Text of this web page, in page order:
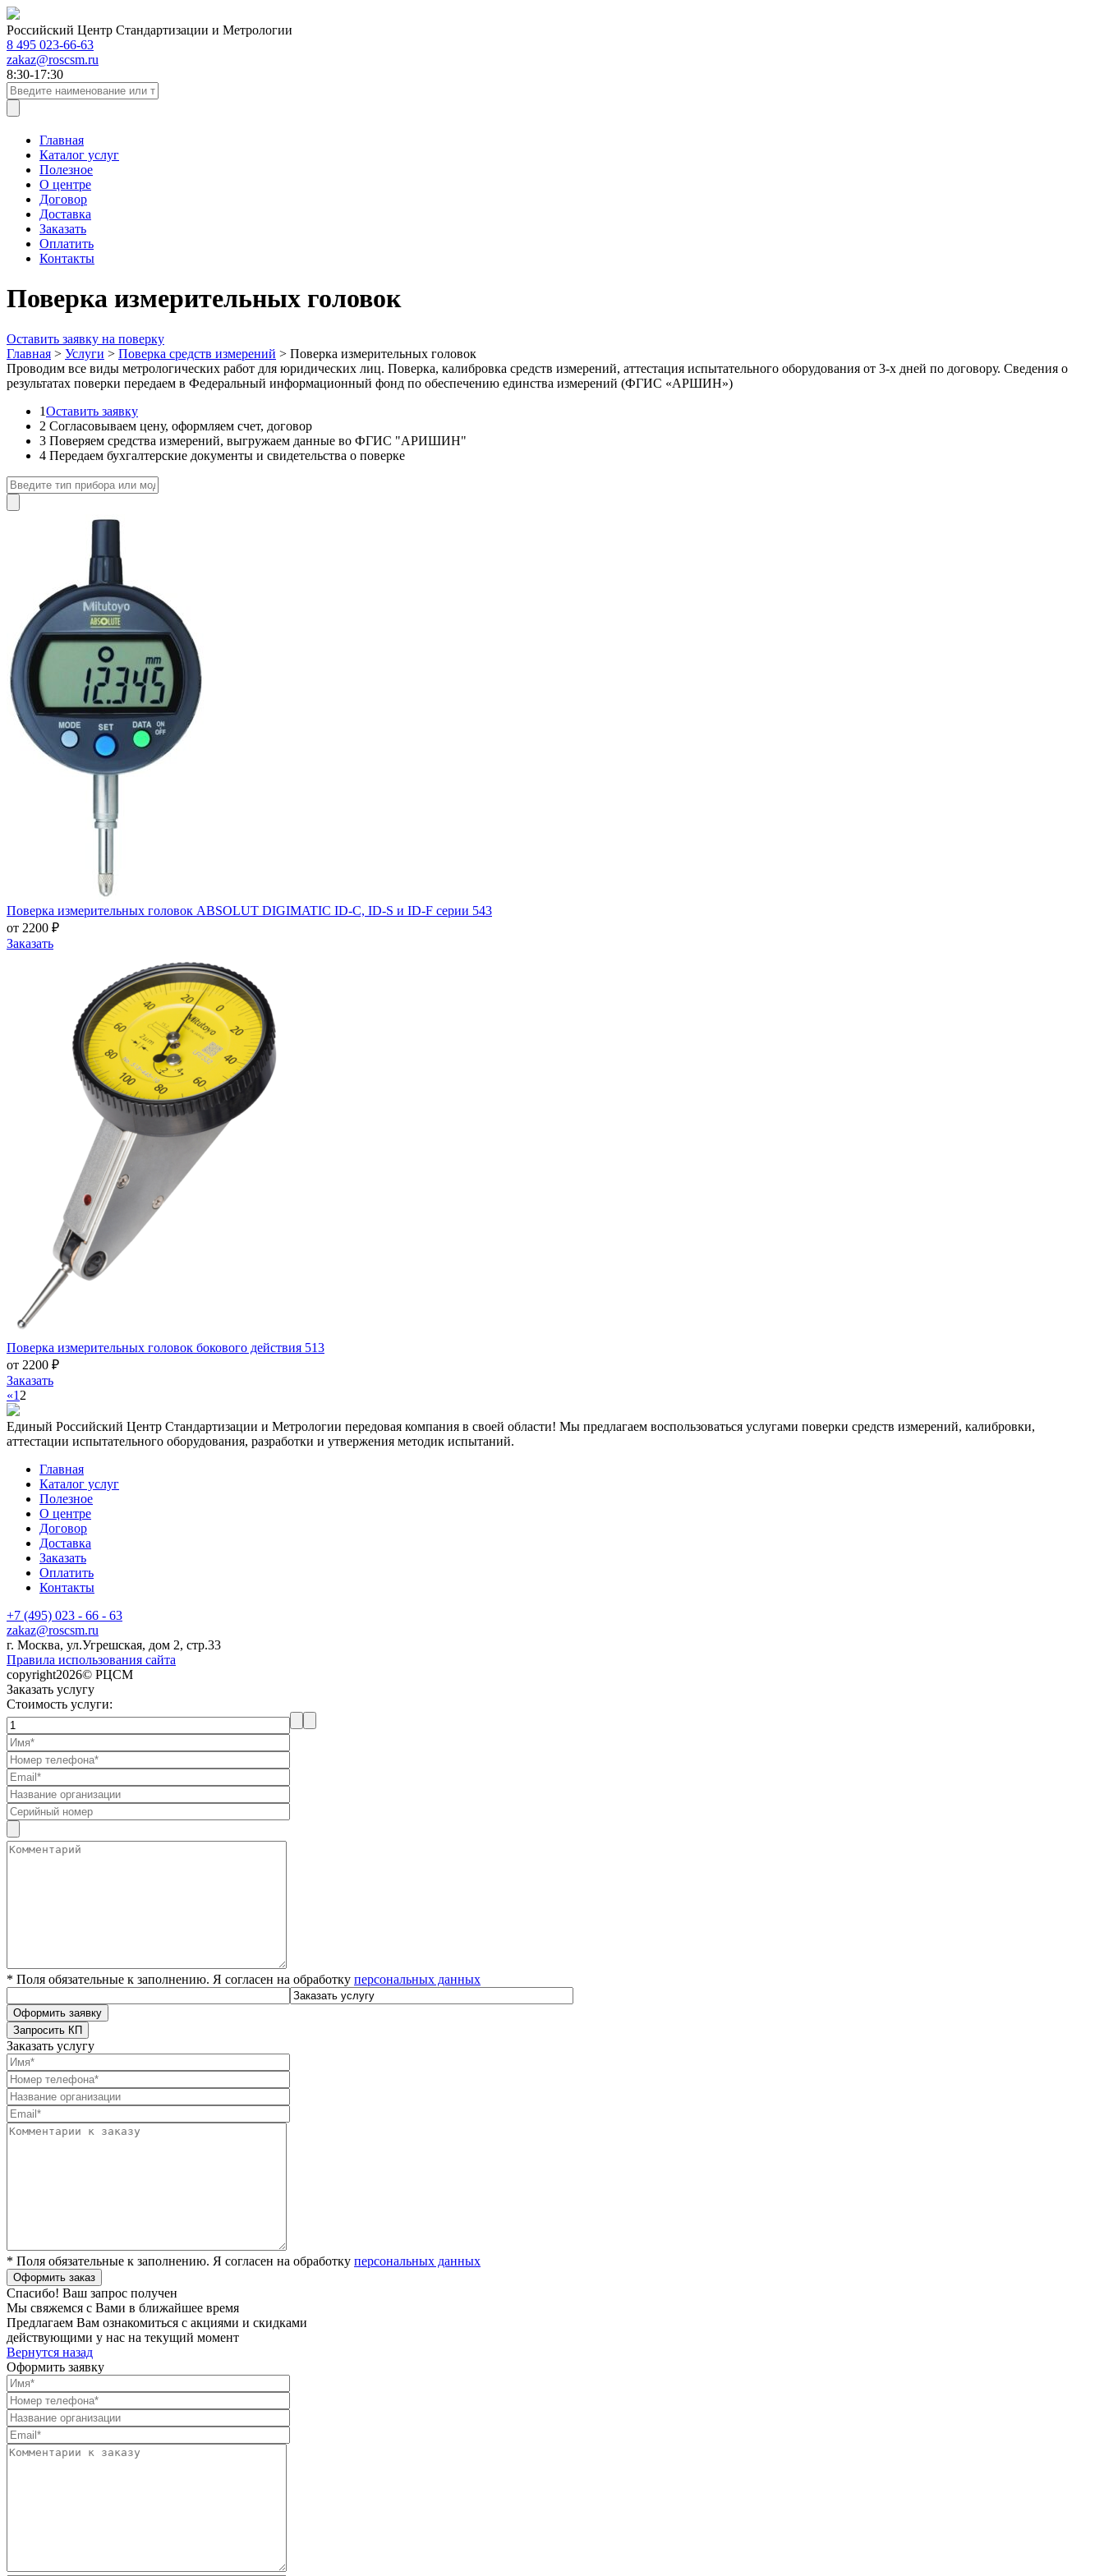
Российский Центр Стандартизации и Метрологии
8 495 023-66-63
zakaz@roscsm.ru
8:30-17:30
Главная
Каталог услуг
Полезное
О центре
Договор
Доставка
Заказать
Оплатить
Контакты
Поверка измерительных головок
Оставить заявку на поверку
Главная > Услуги > Поверка средств измерений > Поверка измерительных головок
Проводим все виды метрологических работ для юридических лиц. Поверка, калибровка средств измерений, аттестация испытательного оборудования от 3-х дней по договору. Сведения о
результатах поверки передаем в Федеральный информационный фонд по обеспечению единства измерений (ФГИС «АРШИН»)
1Оставить заявку
2 Согласовываем цену, оформляем счет, договор
3 Поверяем средства измерений, выгружаем данные во ФГИС "АРИШИН"
4 Передаем бухгалтерские документы и свидетельства о поверке
Поверка измерительных головок ABSOLUT DIGIMATIC ID-C, ID-S и ID-F серии 543
от 2200 ₽
Заказать
Поверка измерительных головок бокового действия 513
от 2200 ₽
Заказать
«1 2
Единый Российский Центр Стандартизации и Метрологии передовая компания в своей области! Мы предлагаем воспользоваться услугами поверки средств измерений, калибровки,
аттестации испытательного оборудования, разработки и утвержения методик испытаний.
Главная
Каталог услуг
Полезное
О центре
Договор
Доставка
Заказать
Оплатить
Контакты
+7 (495) 023 - 66 - 63
zakaz@roscsm.ru
г. Москва, ул.Угрешская, дом 2, стр.33
Правила использования сайта
copyright2026© РЦСМ
Заказать услугу
Стоимость услуги:
* Поля обязательные к заполнению. Я согласен на обработку персональных данных
Заказать услугу
* Поля обязательные к заполнению. Я согласен на обработку персональных данных
Спасибо! Ваш запрос получен
Мы свяжемся с Вами в ближайшее время
Предлагаем Вам ознакомиться с акциями и скидками
действующими у нас на текущий момент
Вернутся назад
Оформить заявку